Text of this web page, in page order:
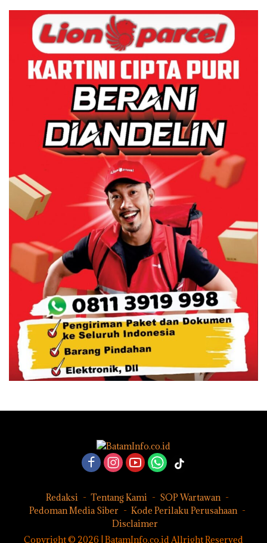
Redaksi Tentang Kami
SOP Wartawan
Pedoman Media Siber
Kode Perilaku Perusahaan
Disclaimer
Copyright © 2026 | BatamInfo.co.id Allright Reserved